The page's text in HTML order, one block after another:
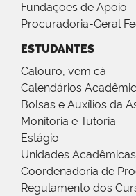
Fundações de Apoio
Procuradoria-Geral
ESTUDANTES
Calouro, vem cá
Calendários
Bolsas e Auxílios da
Monitoria e Tutoria
Estágio
Unidades Acadêmicas
Coordenadoria de
Regulamento dos